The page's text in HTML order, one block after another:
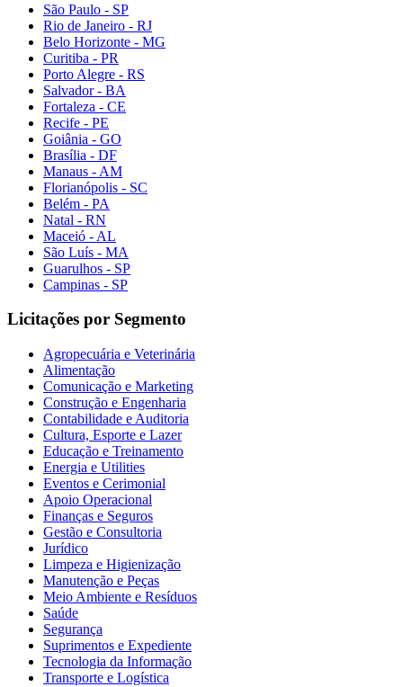
São Paulo - SP
Rio de Janeiro - RJ
Belo Horizonte - MG
Curitiba - PR
Porto Alegre - RS
Salvador - BA
Fortaleza - CE
Recife - PE
Goiânia - GO
Brasília - DF
Manaus - AM
Florianópolis - SC
Belém - PA
Natal - RN
Maceió - AL
São Luís - MA
Guarulhos - SP
Campinas - SP
Licitações por Segmento
Agropecuária e Veterinária
Alimentação
Comunicação e Marketing
Construção e Engenharia
Contabilidade e Auditoria
Cultura, Esporte e Lazer
Educação e Treinamento
Energia e Utilities
Eventos e Cerimonial
Apoio Operacional
Finanças e Seguros
Gestão e Consultoria
Jurídico
Limpeza e Higienização
Manutenção e Peças
Meio Ambiente e Resíduos
Saúde
Segurança
Suprimentos e Expediente
Tecnologia da Informação
Transporte e Logística